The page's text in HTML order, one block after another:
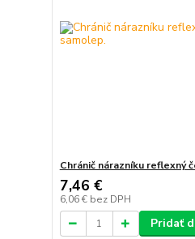
Chránič nárazníku reflexný
7,46 €
6,06 € bez DPH
Pridať